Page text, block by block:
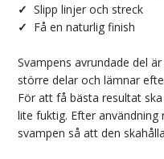
✓ Slipp linjer och streck
✓ Få en naturlig finish
Svampens avrundade del
större delar och lämnar
För att få bästa resultat
lite fuktig. Efter
svampen så att den